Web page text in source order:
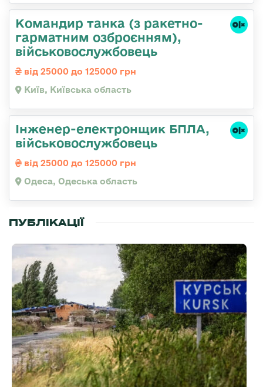
Командиp танка (з pакетно-
гарматним озброєнням),
військовослужбовець
від 25000 до 125000 грн
Київ, Київська область
Інженер-електронщик БПЛА,
військовослужбовець
від 25000 до 125000 грн
Одеса, Одеська область
ПУБЛІКАЦІЇ